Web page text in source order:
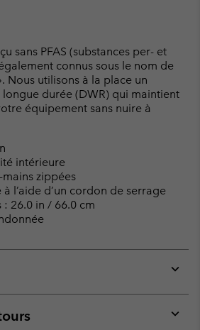
sans PFAS (substances per- et
connus sous le nom de
Nous utilisons à la place un
durée (DWR) qui maintient
équipement sans nuire à
intérieure
mains zippées
l’aide d’un cordon de serrage
26.0 in / 66.0 cm
or